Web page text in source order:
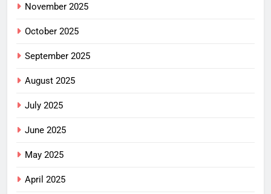
November 2025
October 2025
September 2025
August 2025
July 2025
June 2025
May 2025
April 2025